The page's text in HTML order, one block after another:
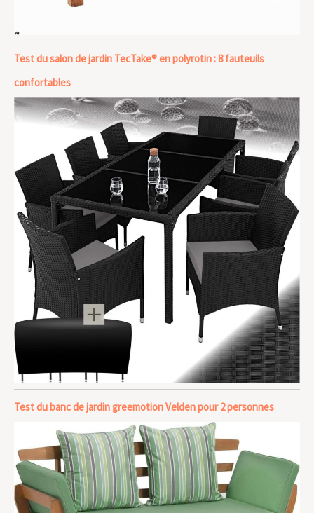
Test du salon de jardin TecTake® en polyrotin : 8 fauteuils
confortables
Test du banc de jardin greemotion Velden pour 2 personnes